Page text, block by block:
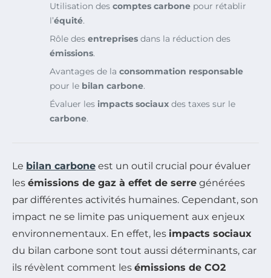
Utilisation des comptes carbone pour rétablir
l’équité.
Rôle des entreprises dans la réduction des
émissions.
Avantages de la consommation responsable
pour le bilan carbone.
Évaluer les impacts sociaux des taxes sur le
carbone.
Le bilan carbone est un outil crucial pour évaluer
les émissions de gaz à effet de serre générées
par différentes activités humaines. Cependant, son
impact ne se limite pas uniquement aux enjeux
environnementaux. En effet, les impacts sociaux
du bilan carbone sont tout aussi déterminants, car
ils révèlent comment les émissions de CO2